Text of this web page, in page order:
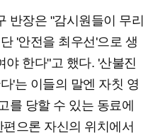
반장은 "감시원들이 무리
'안전을 최우선'으로 생
한다"고 했다. '산불진
'는 이들의 말엔 자칫 영
를 당할 수 있는 동료에
으론 자신의 위치에서